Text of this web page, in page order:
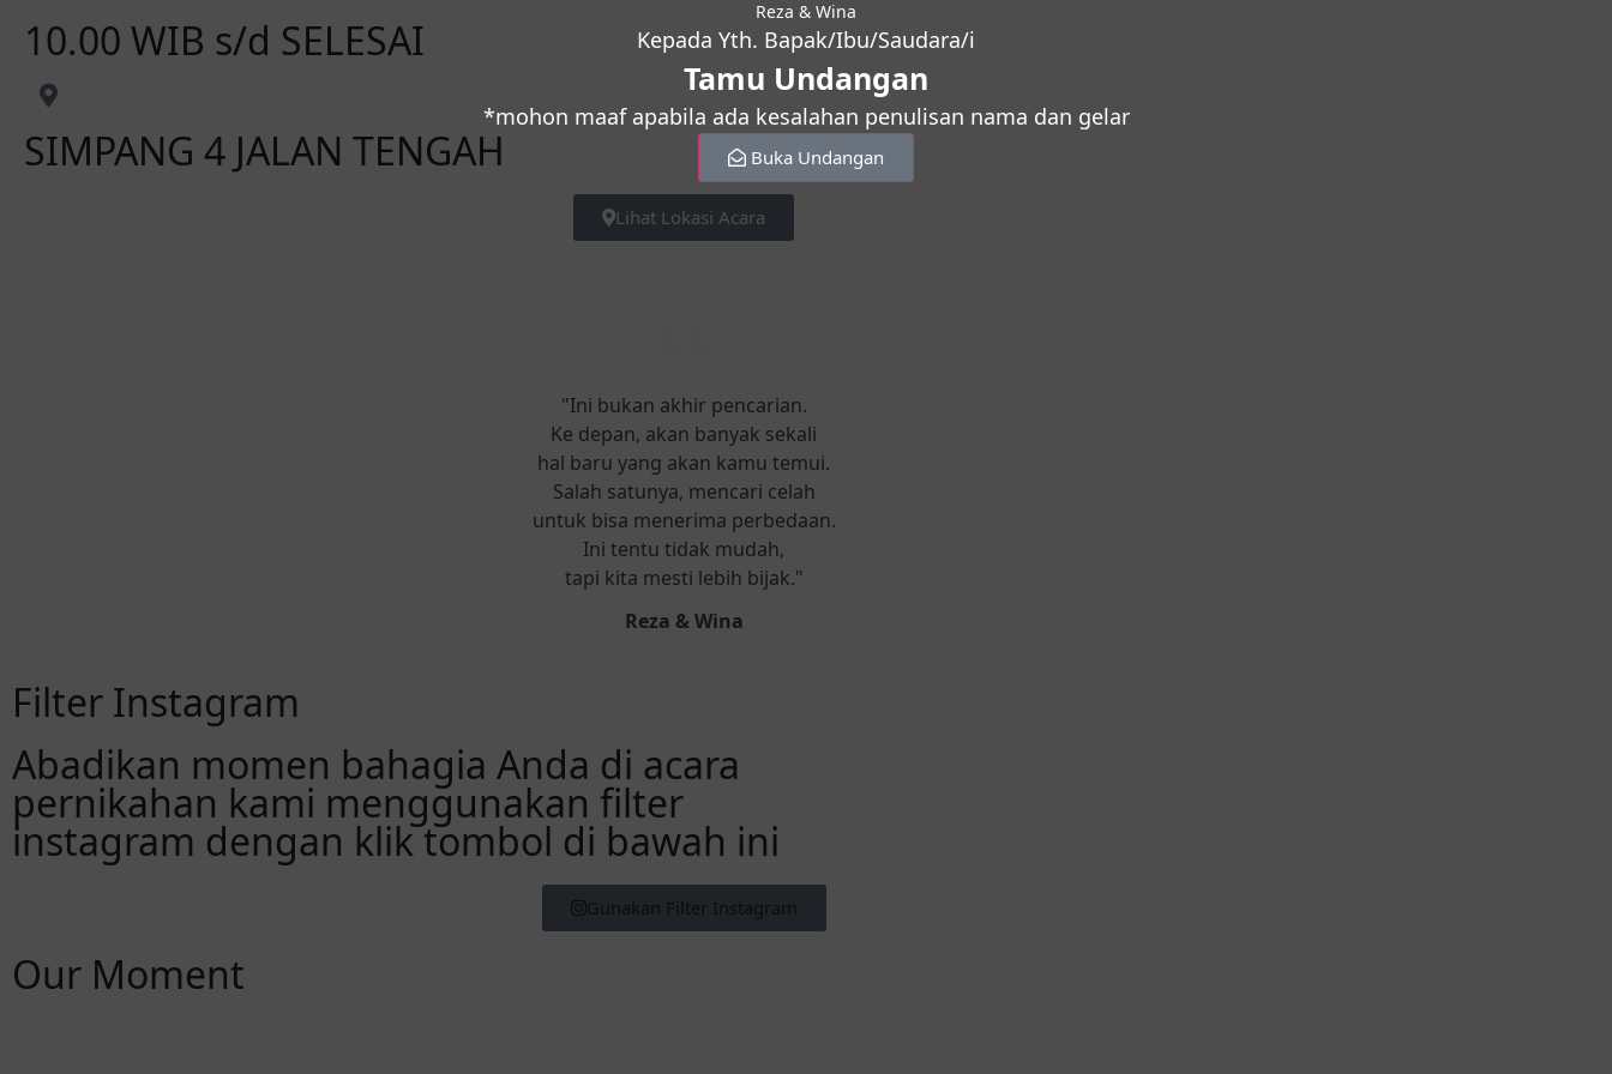
10.00 WIB s/d SELESAI
SIMPANG 4 JALAN TENGAH
Lihat Lokasi Acara
"Ini bukan akhir pencarian.
Ke depan, akan banyak sekali
hal baru yang akan kamu temui.
Salah satunya, mencari celah
untuk bisa menerima perbedaan.
Ini tentu tidak mudah,
tapi kita mesti lebih bijak."
Reza & Wina
Filter Instagram
Abadikan momen bahagia Anda di acara
pernikahan kami menggunakan filter
instagram dengan klik tombol di bawah ini
Gunakan Filter Instagram
Our Moment
Reza & Wina
Kepada Yth. Bapak/Ibu/Saudara/i
Tamu Undangan
*mohon maaf apabila ada kesalahan penulisan nama dan gelar
Buka Undangan